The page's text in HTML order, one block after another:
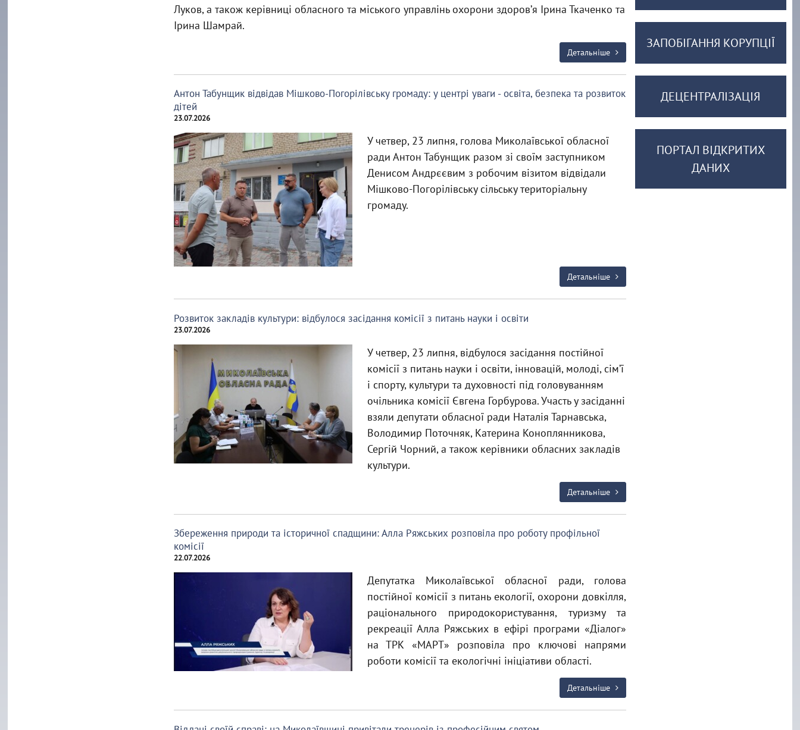
Луков, а також керівниці обласного та міського управлінь охорони здоровʼя Ірина Ткаченко та
Ірина Шамрай.
Детальніше
Антон Табунщик відвідав Мішково-Погорілівську громаду: у центрі уваги - освіта, безпека та розвиток
дітей
23.07.2026
У четвер, 23 липня, голова Миколаївської обласної
ради Антон Табунщик разом зі своїм заступником
Денисом Андрєєвим з робочим візитом відвідали
Мішково-Погорілівську сільську територіальну
громаду.
Детальніше
Розвиток закладів культури: відбулося засідання комісії з питань науки і освіти
23.07.2026
У четвер, 23 липня, відбулося засідання постійної
комісії з питань науки і освіти, інновацій, молоді, сім’ї
і спорту, культури та духовності під головуванням
очільника комісії Євгена Горбурова. Участь у засіданні
взяли депутати обласної ради Наталія Тарнавська,
Володимир Поточняк, Катерина Коноплянникова,
Сергій Чорний, а також керівники обласних закладів
культури.
Детальніше
Збереження природи та історичної спадщини: Алла Ряжських розповіла про роботу профільної
комісії
22.07.2026
Депутатка Миколаївської обласної ради, голова
постійної комісії з питань екології, охорони довкілля,
раціонального природокористування, туризму та
рекреації Алла Ряжських в ефірі програми «Діалог»
на ТРК «МАРТ» розповіла про ключові напрями
роботи комісії та екологічні ініціативи області.
Детальніше
ЗАПОБІГАННЯ КОРУПЦІЇ
ДЕЦЕНТРАЛІЗАЦІЯ
ПОРТАЛ ВІДКРИТИХ
ДАНИХ